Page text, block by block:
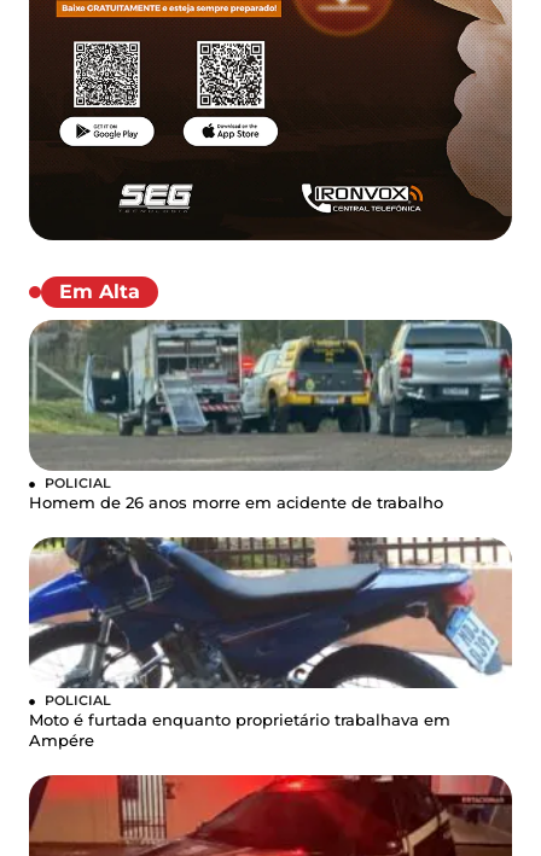
Em Alta
POLICIAL
Homem de 26 anos morre em acidente de trabalho
POLICIAL
Moto é furtada enquanto proprietário trabalhava em
Ampére